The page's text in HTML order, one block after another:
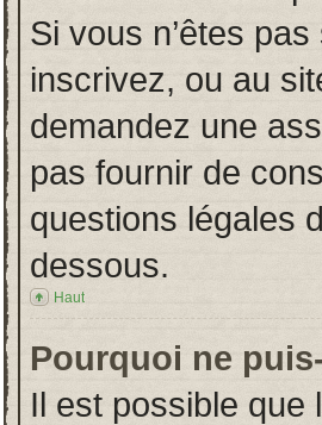
Si vous n’êtes
inscrivez, ou au
demandez une
pas fournir de
questions légales
dessous.
Haut
Pourquoi ne
Il est possible que